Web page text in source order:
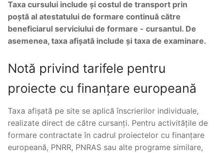
Taxa cursului include și costul de transport prin
poștă al atestatului de formare continuă către
beneficiarul serviciului de formare - cursantul. De
asemenea, taxa afișată include și taxa de examinare.
Notă privind tarifele pentru
proiecte cu finanțare europeană
Taxa afișată pe site se aplică înscrierilor individuale,
realizate direct de către cursanți. Pentru activitățile de
formare contractate în cadrul proiectelor cu finanțare
europeană, PNRR, PNRAS sau alte programe similare,